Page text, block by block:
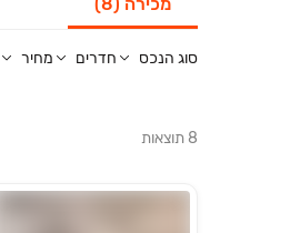
סוג הנכס חדרים מחיר
8 תוצאות